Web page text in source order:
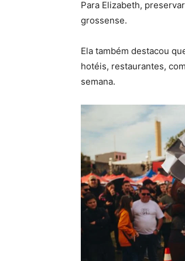
Para Elizabeth,
grossense.
Ela também destacou
hotéis, restaurantes,
semana.